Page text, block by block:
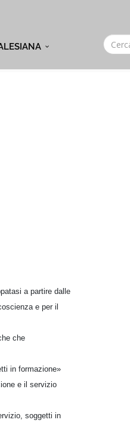
a partire dalle
e per il
che
in formazione»
e il servizio
soggetti in